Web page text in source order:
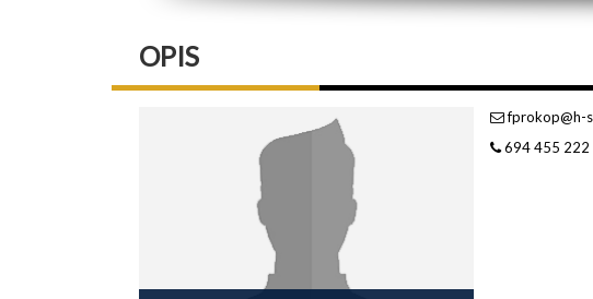
OPIS
fprokop@h-
694 455 222